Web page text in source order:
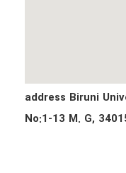
address Biruni
No:1-13 M. G,